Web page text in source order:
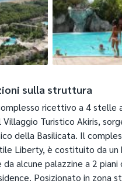
sulla struttura
ricettivo a 4 stelle
Turistico Akiris,
della Basilicata. Il
Liberty, è costituito da
da alcune palazzine a 2
Posizionato in zona